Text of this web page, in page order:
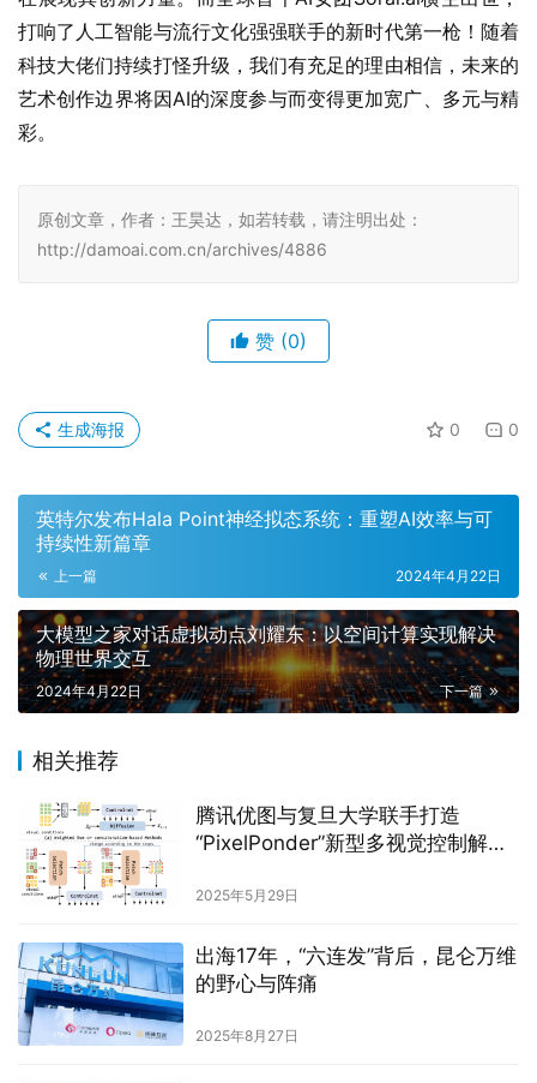
打响了人工智能与流行文化强强联手的新时代第一枪！随着
科技大佬们持续打怪升级，我们有充足的理由相信，未来的
艺术创作边界将因AI的深度参与而变得更加宽广、多元与精
彩。
原创文章，作者：王昊达，如若转载，请注明出处：
http://damoai.com.cn/archives/4886
赞 (0)
0 0
生成海报
英特尔发布Hala Point神经拟态系统：重塑AI效率与可
持续性新篇章
上一篇 2024年4月22日
大模型之家对话虚拟动点刘耀东：以空间计算实现解决
物理世界交互
下一篇
2024年4月22日
相关推荐
腾讯优图与复旦大学联手打造
“PixelPonder”新型多视觉控制解决
2025年5月29日
出海17年，“六连发”背后，昆仑万维
的野心与阵痛
2025年8月27日